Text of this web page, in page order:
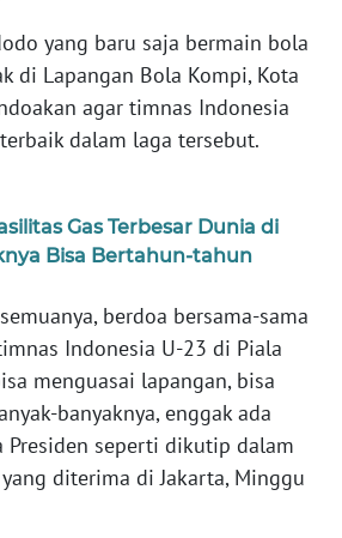
yang baru saja bermain bola
di Lapangan Bola Kompi, Kota
agar timnas Indonesia
dalam laga tersebut.
Gas Terbesar Dunia di
Bisa Bertahun-tahun
berdoa bersama-sama
Indonesia U-23 di Piala
menguasai lapangan, bisa
banyaknya, enggak ada
Presiden seperti dikutip dalam
diterima di Jakarta, Minggu